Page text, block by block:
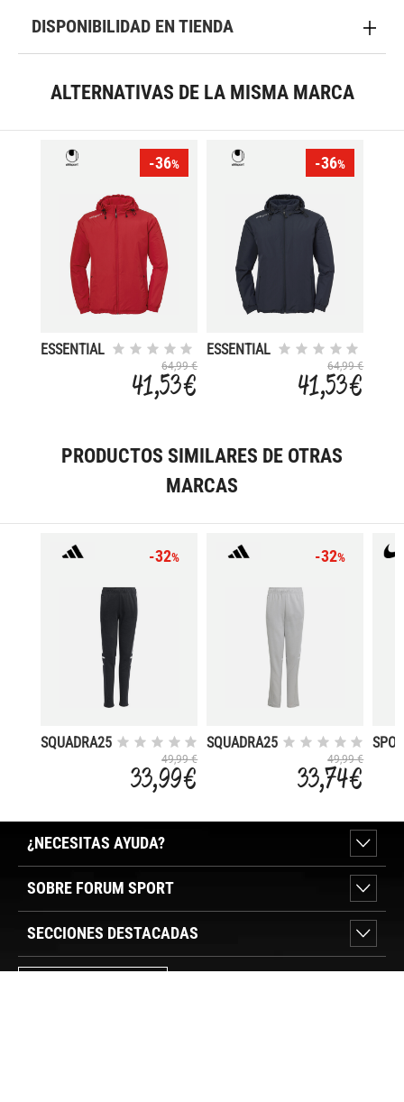
DISPONIBILIDAD EN TIENDA
ALTERNATIVAS DE LA MISMA MARCA
-36%
ESSENTIAL
64,99 €
41,53 €
-36%
ESSENTIAL
64,99 €
41,53 €
PRODUCTOS SIMILARES DE OTRAS
MARCAS
-32%
SQUADRA25
49,99 €
33,99 €
-32%
SQUADRA25
49,99 €
33,74 €
¿NECESITAS AYUDA?
SOBRE FORUM SPORT
SECCIONES DESTACADAS